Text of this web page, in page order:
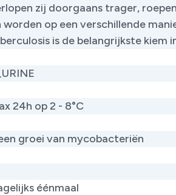
zij doorgaans trager,
worden op een verschillende
is de belangrijkste kiem
24h op 2 - 8°C
groei van mycobacteriën
éénmaal